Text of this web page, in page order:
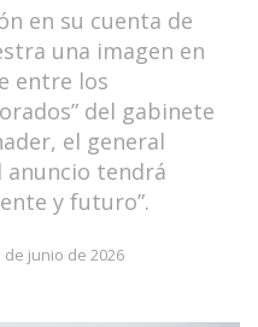
en su cuenta de
una imagen en
entre los
del gabinete
el general
tendrá
y futuro”.
de junio de 2026